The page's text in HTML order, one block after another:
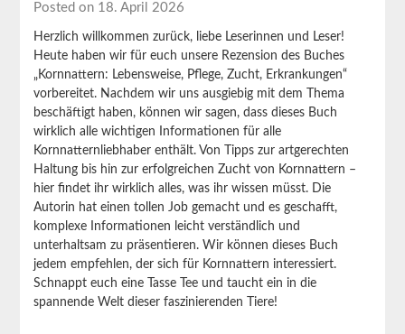
Posted on 18. April 2026
Herzlich willkommen zurück, liebe Leserinnen und Leser!
Heute haben wir für euch unsere Rezension des Buches
„Kornnattern: Lebensweise, Pflege, Zucht, Erkrankungen“
vorbereitet. Nachdem wir uns ausgiebig mit dem Thema
beschäftigt haben, können wir sagen, dass dieses Buch
wirklich alle wichtigen Informationen für alle
Kornnatternliebhaber enthält. Von Tipps zur artgerechten
Haltung bis hin zur erfolgreichen Zucht von Kornnattern –
hier findet ihr wirklich alles, was ihr wissen müsst. Die
Autorin hat einen tollen Job gemacht und es geschafft,
komplexe Informationen leicht verständlich und
unterhaltsam zu präsentieren. Wir können dieses Buch
jedem empfehlen, der sich für Kornnattern interessiert.
Schnappt euch eine Tasse Tee und taucht ein in die
spannende Welt dieser faszinierenden Tiere!